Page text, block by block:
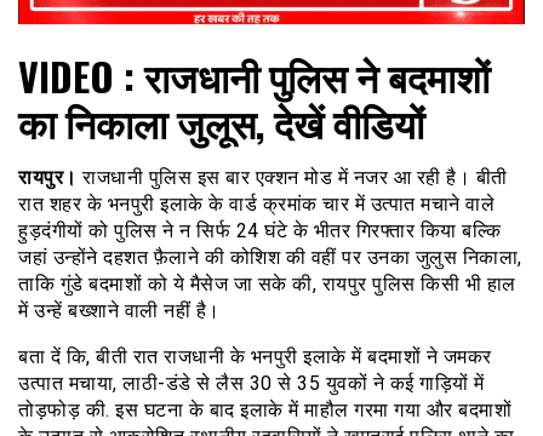
गौरतलब न्यूज
VIDEO : राजधानी पुलिस ने बदमाशों
का निकाला जुलूस, देखें वीडियों
रायपुर।राजधानी पुलिस इस बार एक्शन मोड में नजर आ रही है। बीती
रात शहर के भनपुरी इलाके के वार्ड क्रमांक चार में उत्पात मचाने वाले
हुड़दंगीयों को पुलिस ने न सिर्फ 24 घंटे के भीतर गिरफ्तार किया बल्कि
जहां उन्होंने दहशत फ़ैलाने की कोशिश की वहीं पर उनका जुलुस निकाला,
ताकि गुंडे बदमाशों को ये मैसेज जा सके की, रायपुर पुलिस किसी भी हाल
में उन्हें बख्शाने वाली नहीं है।
बता दें कि, बीती रात राजधानी के भनपुरी इलाके में बदमाशों ने जमकर
उत्पात मचाया, लाठी-डंडे से लैस 30 से 35 युवकों ने कई गाड़ियों में
तोड़फोड़ की. इस घटना के बाद इलाके में माहौल गरमा गया और बदमाशों